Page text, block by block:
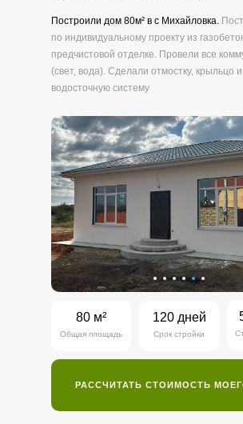
80 м²
Общая площадь
120 дней
Срок стройки
Построили дом 80м² в с Михайловка.
по индивидуальному проекту из
предчистовой отделке. Провели все
(свет, вода). Сделали отмостку, крыльцо и
водосточную систему
РАССЧИТАТЬ СТОИМОСТЬ